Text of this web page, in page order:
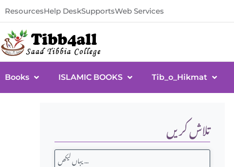
ResourcesHelp DeskSupportsWeb Services
Books ISLAMIC BOOKS Tib_o_Hikmat
تلاش کریں